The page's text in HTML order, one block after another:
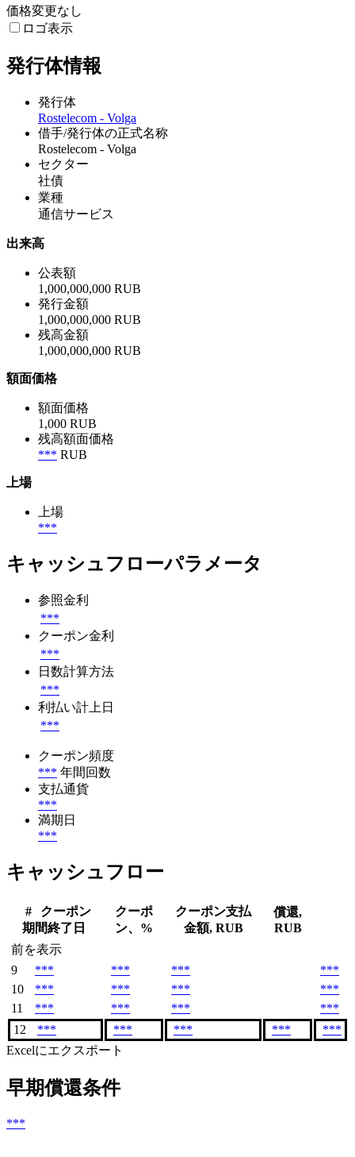
価格変更なし
ロゴ表示
発行体情報
発行体
Rostelecom - Volga
借手/発行体の正式名称
Rostelecom - Volga
セクター
社債
業種
通信サービス
出来高
公表額
1,000,000,000 RUB
発行金額
1,000,000,000 RUB
残高金額
1,000,000,000 RUB
額面価格
額面価格
1,000 RUB
残高額面価格
*** RUB
上場
上場
***
キャッシュフローパラメータ
参照金利
***
クーポン金利
***
日数計算方法
***
利払い計上日
***
クーポン頻度
*** 年間回数
支払通貨
***
満期日
***
キャッシュフロー
#
クーポン
期間終了日
クーポ
ン、%
クーポン支払
金額, RUB
償還,
RUB
前を表示
9
*** *** ***
***
10
*** *** ***
***
11
*** *** ***
***
12
*** *** *** ***
***
Excelにエクスポート
早期償還条件
***